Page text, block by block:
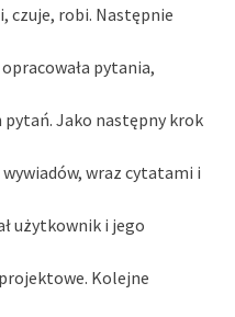
czuje, robi. Następnie
pytania,
pytań. Jako następny krok
wraz cytatami i
użytkownik i jego
Kolejne